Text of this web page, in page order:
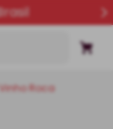
Vinho Roca